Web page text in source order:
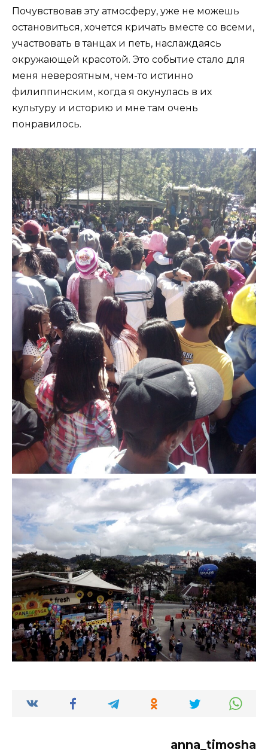
Почувствовав эту атмосферу, уже не можешь
остановиться, хочется кричать вместе со всеми,
участвовать в танцах и петь, наслаждаясь
окружающей красотой. Это событие стало для
меня невероятным, чем-то истинно
филиппинским, когда я окунулась в их
культуру и историю и мне там очень
понравилось.
anna_timosha